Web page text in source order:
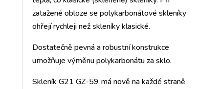
zatažené obloze se polykarbonátové skleníky
ohřejí rychleji než skleníky klasické.
Dostatečně pevná a robustní konstrukce
umožňuje výměnu polykarbonátu za sklo.
Skleník G21 GZ-59 má nově na každé straně